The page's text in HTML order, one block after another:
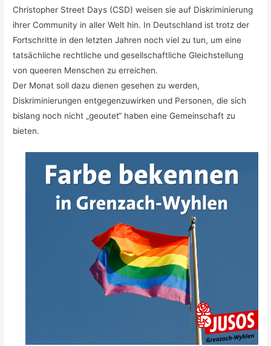
Christopher Street Days (CSD) weisen sie auf Diskriminierung
ihrer Community in aller Welt hin. In Deutschland ist trotz der
Fortschritte in den letzten Jahren noch viel zu tun, um eine
tatsächliche rechtliche und gesellschaftliche Gleichstellung
von queeren Menschen zu erreichen.
Der Monat soll dazu dienen gesehen zu werden,
Diskriminierungen entgegenzuwirken und Personen, die sich
bislang noch nicht „geoutet“ haben eine Gemeinschaft zu
bieten.